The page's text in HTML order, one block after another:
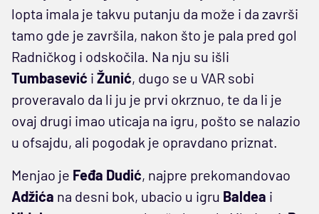
lopta imala je takvu putanju da može i da završi
tamo gde je završila, nakon što je pala pred gol
Radničkog i odskočila. Na nju su išli
Tumbasević i Žunić, dugo se u VAR sobi
proveravalo da li ju je prvi okrznuo, te da li je
ovaj drugi imao uticaja na igru, pošto se nalazio
u ofsajdu, ali pogodak je opravdano priznat.
Menjao je Feđa Dudić, najpre prekomandovao
Adžića na desni bok, ubacio u igru Baldea i